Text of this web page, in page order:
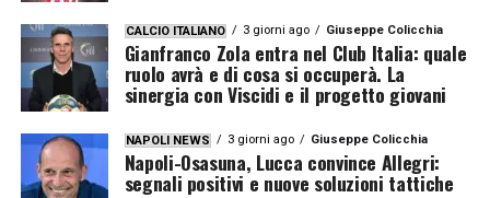
CALCIO ITALIANO 3 giorni ago Giuseppe Colicchia
Gianfranco Zola entra nel Club Italia: quale
ruolo avrà e di cosa si occuperà. La
sinergia con Viscidi e il progetto giovani
NAPOLI NEWS 3 giorni ago Giuseppe Colicchia
Napoli-Osasuna, Lucca convince Allegri:
segnali positivi e nuove soluzioni tattiche